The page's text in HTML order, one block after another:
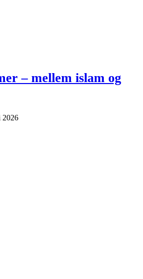
– mellem islam og
2026